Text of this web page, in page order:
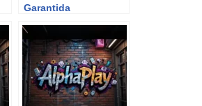
Garantida